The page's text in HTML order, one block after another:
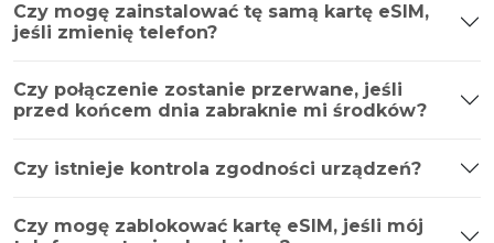
Czy mogę zainstalować tę samą kartę eSIM,
jeśli zmienię telefon?
Czy połączenie zostanie przerwane, jeśli
przed końcem dnia zabraknie mi środków?
Czy istnieje kontrola zgodności urządzeń?
Czy mogę zablokować kartę eSIM, jeśli mój